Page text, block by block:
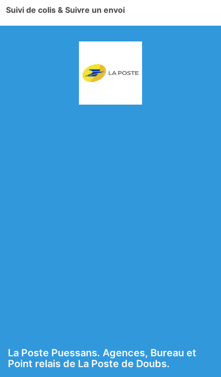
Suivi de colis & Suivre un envoi
La Poste Puessans. Agences, Bureau et
Point relais de La Poste de Doubs.